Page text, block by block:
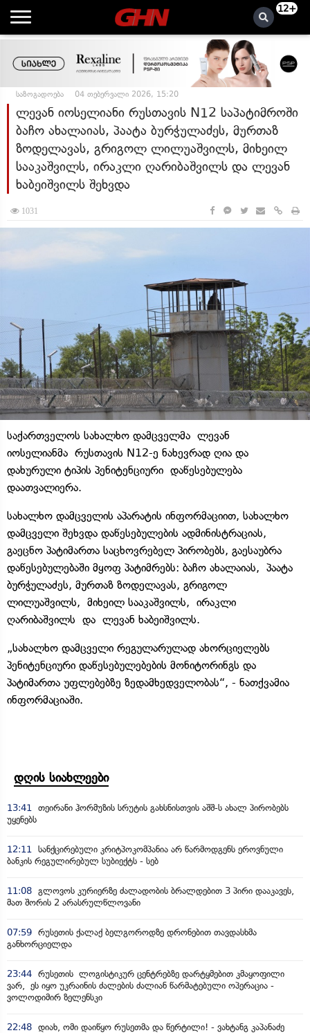
12+
საზოგადოება 04 თებერვალი 2026, 15:20
ლევან იოსელიანი რუსთავის N12 საპატიმროში
ბაჩო ახალაიას, პაატა ბურჭულაძეს, მურთაზ
ზოდელავას, გრიგოლ ლილუაშვილს, მიხეილ
სააკაშვილს, ირაკლი ღარიბაშვილს და ლევან
ხაბეიშვილს შეხვდა
1031
საქართველოს სახალხო დამცველმა ლევან
იოსელიანმა რუსთავის N12-ე ნახევრად ღია და
დახურული ტიპის პენიტენციური დაწესებულება
დაათვალიერა.
სახალხო დამცველის აპარატის ინფორმაციით, სახალხო
დამცველი შეხვდა დაწესებულების ადმინისტრაციას,
გაეცნო პატიმართა საცხოვრებელ პირობებს, გაესაუბრა
დაწესებულებაში მყოფ პატიმრებს: ბაჩო ახალაიას, პაატა
ბურჭულაძეს, მურთაზ ზოდელავას, გრიგოლ
ლილუაშვილს, მიხეილ სააკაშვილს, ირაკლი
ღარიბაშვილს და ლევან ხაბეიშვილს.
„სახალხო დამცველი რეგულარულად ახორციელებს
პენიტენციური დაწესებულებების მონიტორინგს და
პატიმართა უფლებებზე ზედამხედველობას“, - ნათქვამია
ინფორმაციაში.
დღის სიახლეები
13:41
თეირანი ჰორმუზის სრუტის გახსნისთვის აშშ-ს ახალ პირობებს
უყენებს
12:11
სანქცირებული კრიტპოკომპანია არ წარმოდგენს ეროვნული
ბანკის რეგულირებულ სუბიექტს - სებ
11:08 გლოვოს კურიერზე ძალადობის ბრალდებით 3 პირი დააკავეს,
მათ შორის 2 არასრულწლოვანი
07:59 რუსეთის ქალაქ ბელგოროდზე დრონებით თავდასხმა
განხორციელდა
23:44 რუსეთის ლოგისტიკურ ცენტრებზე დარტყმებით კმაყოფილი
ვარ, ეს იყო უკრაინის ძალების ძალიან წარმატებული ოპერაცია -
ვოლოდიმირ ზელენსკი
22:48 დიახ, ომი დაიწყო რუსეთმა და წერტილი! - ვახტანგ კაპანაძე